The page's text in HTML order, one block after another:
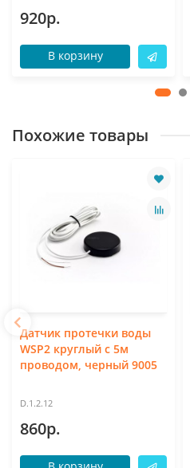
920р.
В корзину
Похожие товары
Датчик протечки воды
WSP2 круглый с 5м
проводом, черный 9005
D.1.2.12
860р.